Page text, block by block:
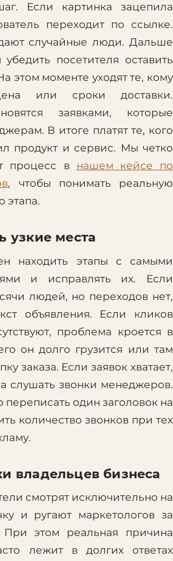
Если картинка зацепила
переходит по ссылке.
случайные люди. Дальше
посетителя оставить
этом моменте уходят те, кому
или сроки доставки.
заявками, которые
В итоге платят те, кого
продукт и сервис. Мы четко
процесс в нашем кейсе по
, чтобы понимать реальную
этапа.
узкие места
находить этапы с самыми
и исправлять их. Если
людей, но переходов нет,
объявления. Если кликов
проблема кроется в
он долго грузится или там
заказа. Если заявок хватает,
слушать звонки менеджеров.
переписать один заголовок на
количество звонков при тех
владельцев бизнеса
смотрят исключительно на
и ругают маркетологов за
При этом реальная причина
лежит в долгих ответах